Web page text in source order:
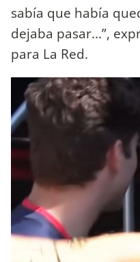
sabía que había
dejaba pasar...”,
para La Red.